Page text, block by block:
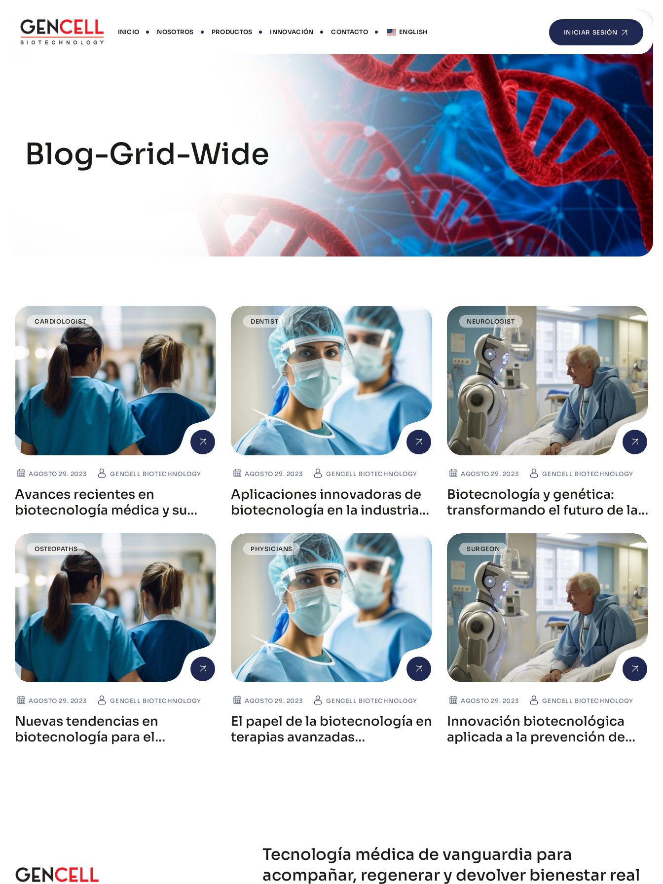
INICIO NOSOTROS PRODUCTOS INNOVACIÓN CONTACTO ENGLISH INICIAR SESIÓN
Blog-Grid-Wide
CARDIOLOGIST
AGOSTO 29. 2023 GENCELL BIOTECHNOLOGY
Avances recientes en
biotecnología médica y su
DENTIST
AGOSTO 29. 2023 GENCELL BIOTECHNOLOGY
Aplicaciones innovadoras de
biotecnología en la industria
NEUROLOGIST
AGOSTO 29. 2023 GENCELL BIOTECHNOLOGY
Biotecnología y genética:
transformando el futuro de la
OSTEOPATHS
AGOSTO 29. 2023 GENCELL BIOTECHNOLOGY
Nuevas tendencias en
biotecnología para el
PHYSICIANS
AGOSTO 29. 2023 GENCELL BIOTECHNOLOGY
El papel de la biotecnología en
terapias avanzadas
SURGEON
AGOSTO 29. 2023 GENCELL BIOTECHNOLOGY
Innovación biotecnológica
aplicada a la prevención de
Tecnología médica de vanguardia para
acompañar, regenerar y devolver bienestar real